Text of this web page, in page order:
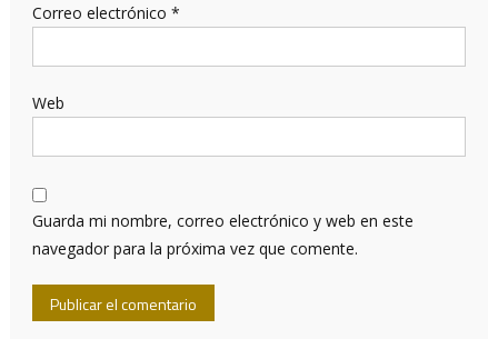
Correo electrónico *
Web
Guarda mi nombre, correo electrónico y web en este
navegador para la próxima vez que comente.